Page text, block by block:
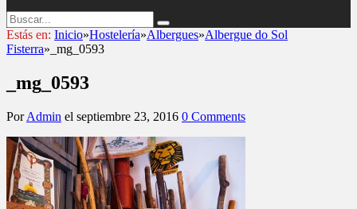
Estás en: Inicio»Hostelería»Albergues»Albergue do Sol
Fisterra» _mg_0593
_mg_0593
PorAdmin el septiembre 23, 2016 0 Comments